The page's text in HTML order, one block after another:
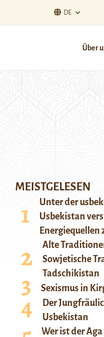
DE
Über
MEISTGELESEN
Unter der
Usbekistan
Energiequellen
Alte
Sowjetische
Tadschikistan
Sexismus in
Der
Usbekistan
Wer ist der